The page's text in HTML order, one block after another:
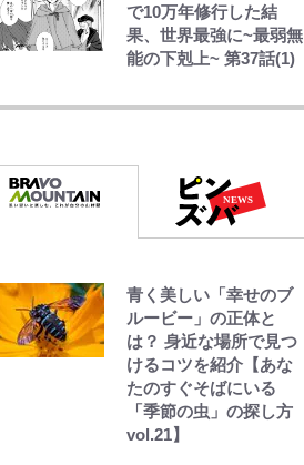
で10万年修行した結
果、世界最強に~最弱無
能の下剋上~ 第37話(1)
ジャンルはそろそろ終
語ったこと
1万円超えも「納得のク
を！』10万針以上の密
度で再現された“めぐみ
ん刺繍ワークシャツ”に
ファンも感動
「カルチャーは引用の
歴史である」江口寿史
青く美しい「幸せのブ
ルービー」の正体と
は？ 身近な場所で見つ
けるコツを紹介【あな
たのすぐそばにいる
「季節の虫」の探し方
vol.21】